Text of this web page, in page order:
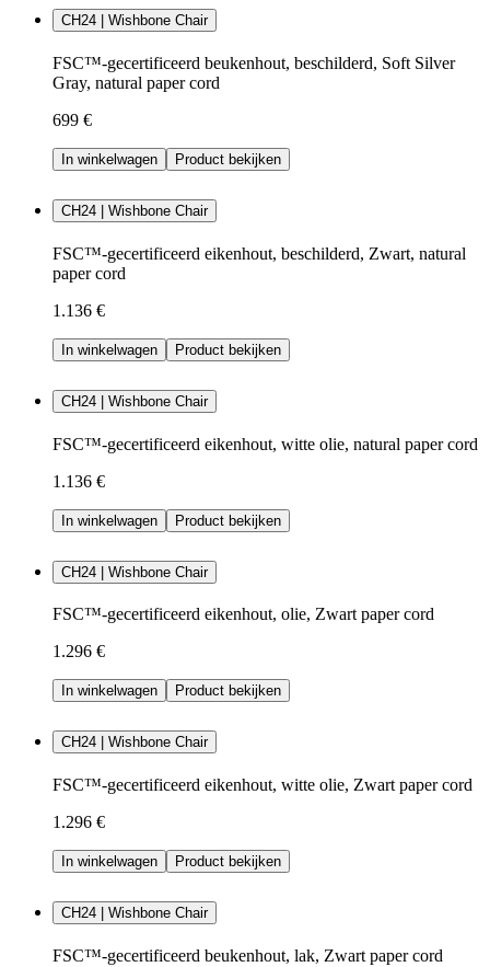
CH24 | Wishbone Chair
FSC™-gecertificeerd beukenhout, beschilderd, Soft Silver
Gray, natural paper cord
699 €
In winkelwagen Product bekijken
CH24 | Wishbone Chair
FSC™-gecertificeerd eikenhout, beschilderd, Zwart, natural
paper cord
1.136 €
In winkelwagen Product bekijken
CH24 | Wishbone Chair
FSC™-gecertificeerd eikenhout, witte olie, natural paper cord
1.136 €
In winkelwagen Product bekijken
CH24 | Wishbone Chair
FSC™-gecertificeerd eikenhout, olie, Zwart paper cord
1.296 €
In winkelwagen Product bekijken
CH24 | Wishbone Chair
FSC™-gecertificeerd eikenhout, witte olie, Zwart paper cord
1.296 €
In winkelwagen Product bekijken
CH24 | Wishbone Chair
FSC™-gecertificeerd beukenhout, lak, Zwart paper cord